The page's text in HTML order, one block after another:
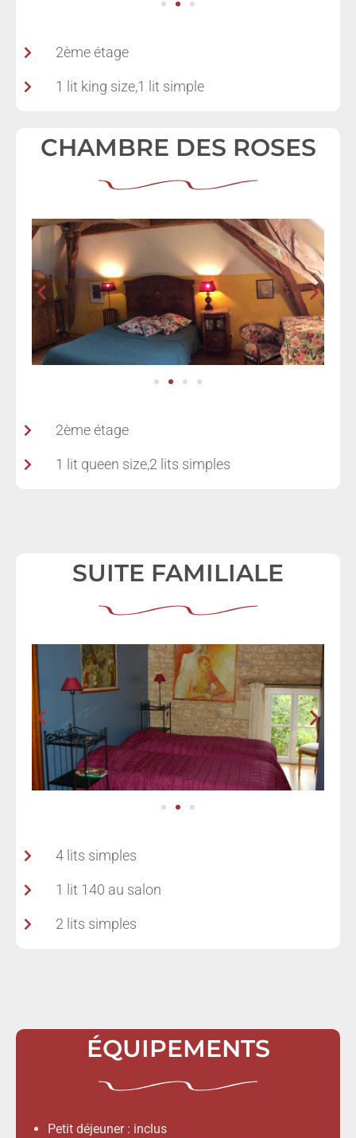
2ème étage
1 lit king size,1 lit simple
CHAMBRE DES ROSES
2ème étage
1 lit queen size,2 lits simples
SUITE FAMILIALE
4 lits simples
1 lit 140 au salon
2 lits simples
ÉQUIPEMENTS
Petit déjeuner : inclus